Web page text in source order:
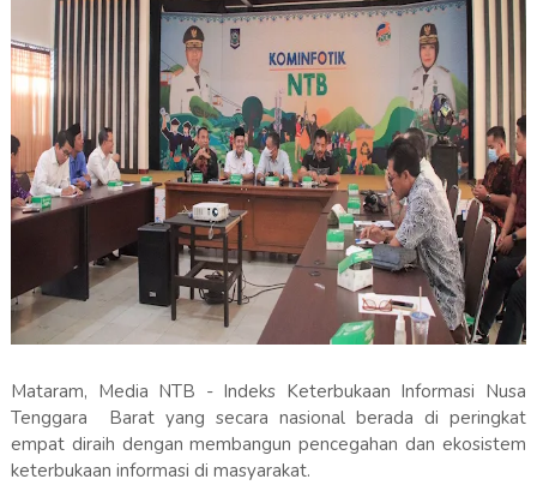
Mataram, Media NTB - Indeks Keterbukaan Informasi Nusa
Tenggara Barat yang secara nasional berada di peringkat
empat diraih dengan membangun pencegahan dan ekosistem
keterbukaan informasi di masyarakat.